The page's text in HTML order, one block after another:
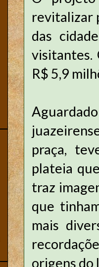
revitalizar
das
visitantes.
R$ 5,9
praça,
plateia
traz
que
mais
origens do